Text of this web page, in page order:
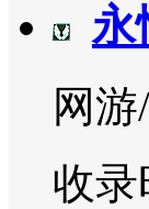
永
网
收录